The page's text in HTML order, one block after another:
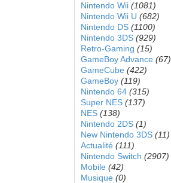
Nintendo Wii (1081)
Nintendo Wii U (682)
Nintendo DS (1100)
Nintendo 3DS (929)
Retro-Gaming (15)
GameBoy Advance (67)
GameCube (422)
GameBoy (119)
Nintendo 64 (315)
Super NES (137)
NES (138)
Nintendo 2DS (1)
New Nintendo 3DS (11)
Actualité (111)
Nintendo Switch (2907)
Mobile (42)
Musique (0)